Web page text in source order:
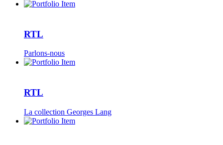
RTL
Parlons-nous
RTL
La collection Georges Lang